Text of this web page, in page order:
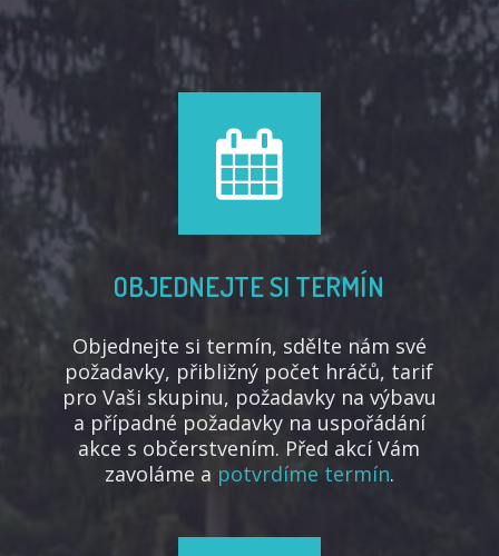
OBJEDNEJTE SI TERMÍN
Objednejte si termín, sdělte nám své
požadavky, přibližný počet hráčů, tarif
pro Vaši skupinu, požadavky na výbavu
a případné požadavky na uspořádání
akce s občerstvením. Před akcí Vám
zavoláme a potvrdíme termín.